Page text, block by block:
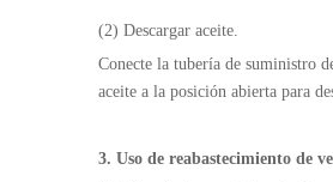
(2) Descargar aceite.
Conecte la tubería de suministro
aceite a la posición abierta para
3. Uso de reabastecimiento de